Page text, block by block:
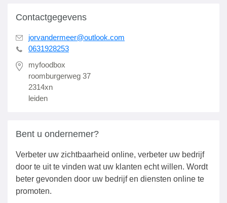
Contactgegevens
jorvandermeer@outlook.com
0631928253
myfoodbox
roomburgerweg 37
2314xn
leiden
Bent u ondernemer?
Verbeter uw zichtbaarheid online, verbeter uw bedrijf
door te uit te vinden wat uw klanten echt willen. Wordt
beter gevonden door uw bedrijf en diensten online te
promoten.